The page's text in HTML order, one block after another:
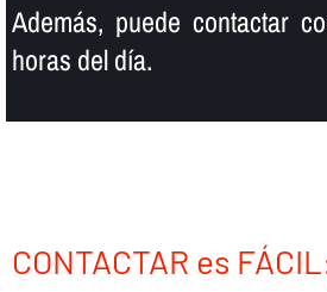
Además, puede contactar
horas del dí­a.
CONTACTAR es